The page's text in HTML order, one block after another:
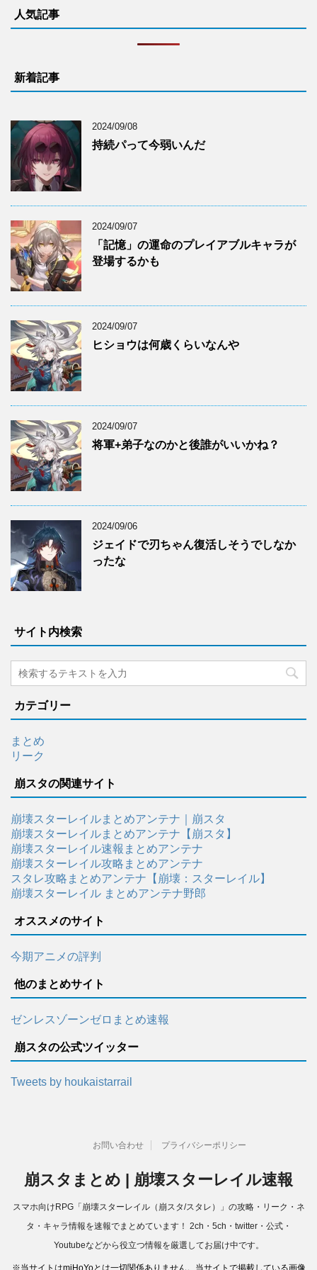
人気記事
新着記事
2024/09/08
持続パって今弱いんだ
2024/09/07
「記憶」の運命のプレイアブルキャラが
登場するかも
2024/09/07
ヒショウは何歳くらいなんや
2024/09/07
将軍+弟子なのかと後誰がいいかね？
2024/09/06
ジェイドで刃ちゃん復活しそうでしなか
ったな
サイト内検索
カテゴリー
まとめ
リーク
崩スタの関連サイト
崩壊スターレイルまとめアンテナ｜崩スタ
崩壊スターレイルまとめアンテナ【崩スタ】
崩壊スターレイル速報まとめアンテナ
崩壊スターレイル攻略まとめアンテナ
スタレ攻略まとめアンテナ【崩壊：スターレイル】
崩壊スターレイル まとめアンテナ野郎
オススメのサイト
今期アニメの評判
他のまとめサイト
ゼンレスゾーンゼロまとめ速報
崩スタの公式ツイッター
Tweets by houkaistarrail
お問い合わせ プライバシーポリシー
崩スタまとめ | 崩壊スターレイル速報
スマホ向けRPG「崩壊スターレイル（崩スタ/スタレ）」の攻略・リーク・ネ
タ・キャラ情報を速報でまとめています！ 2ch・5ch・twitter・公式・
Youtubeなどから役立つ情報を厳選してお届け中です。
※当サイトはmiHoYoとは一切関係ありません。当サイトで掲載している画像